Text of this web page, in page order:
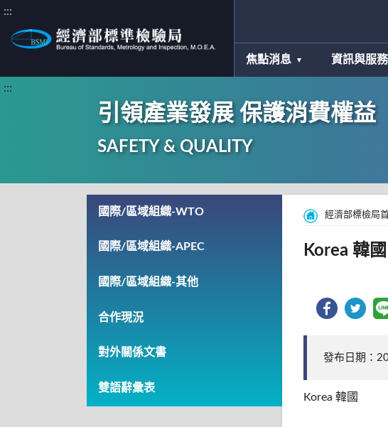
:::
焦點消息 資訊與服務
:::
引領產業發展 保護消費權益
SAFETY & QUALITY
國際/區域組織-WTO
國際/區域組織-APEC
國際/區域組織-其他
合作現況
對外關係文書
雙語辭彙表
經濟部標檢局
Korea 韓國
發布日期：
Korea 韓國